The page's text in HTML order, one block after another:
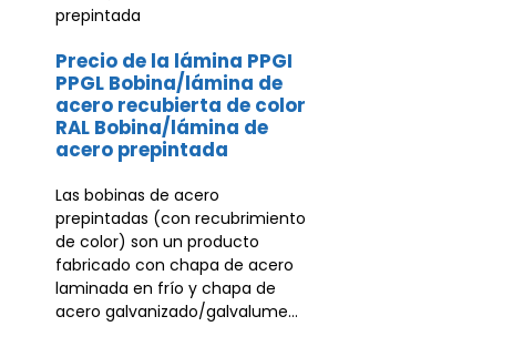
Precio de la lámina PPGI
PPGL Bobina/lámina de
acero recubierta de color
RAL Bobina/lámina de
acero prepintada
Las bobinas de acero
prepintadas (con recubrimiento
de color) son un producto
fabricado con chapa de acero
laminada en frío y chapa de
acero galvanizado/galvalume...